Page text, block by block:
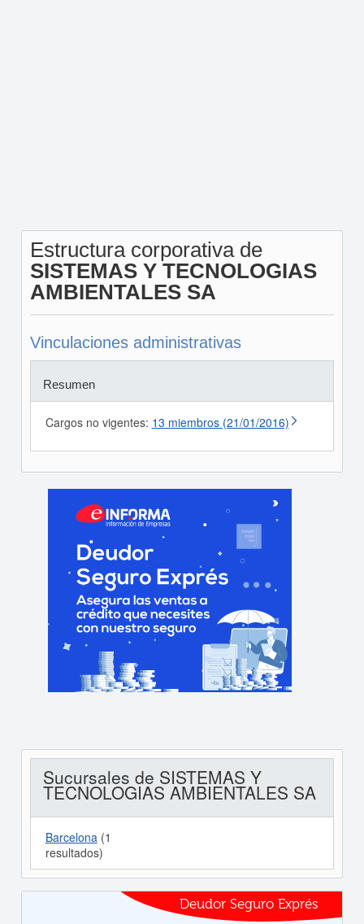
Estructura corporativa de
SISTEMAS Y TECNOLOGIAS
AMBIENTALES SA
Vinculaciones administrativas
Resumen
Cargos no vigentes: 13 miembros (21/01/2016)
Sucursales de SISTEMAS Y
TECNOLOGIAS AMBIENTALES SA
Barcelona(1
resultados)
Deudor Seguro Exprés